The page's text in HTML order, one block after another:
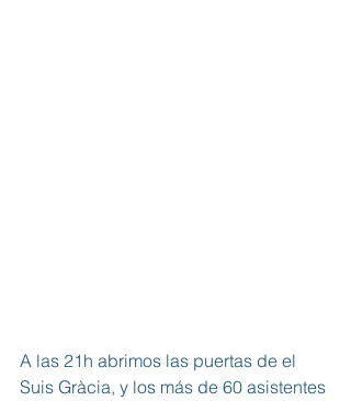
A las 21h abrimos las puertas de el
Suis Gràcia, y los más de 60 asistentes